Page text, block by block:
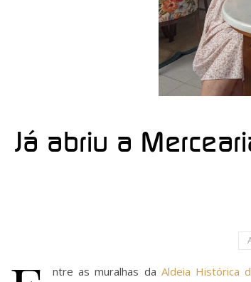
Já abriu a
ntre as muralhas da Aldeia Histórica